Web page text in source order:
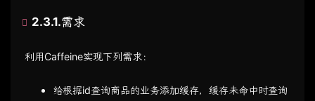
2.3.1.需求
利用Caffeine实现下列需求：
给根据id查询商品的业务添加缓存，缓存未命中时查询